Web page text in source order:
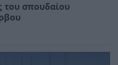
του σπουδαίου